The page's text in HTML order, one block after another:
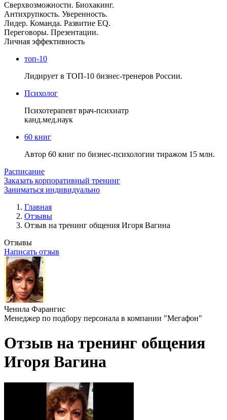
Сверхвозможности. Биохакинг.
Антихрупкость. Уверенность.
Лидер. Команда. Развитие EQ.
Переговоры. Презентации.
Личная эффективность
топ-10
Лидирует в ТОП-10 бизнес-тренеров России.
Психолог
Психотерапевт врач-психиатр
канд.мед.наук
60 книг
Автор 60 книг по бизнес-психологии тиражом 15 млн.
Расписание
Заказать корпоративный тренинг
Заниматься индивидуально
Главная
Отзывы
Отзыв на тренинг общения Игоря Вагина
Отзывы
Написать отзыв
Ченила Фарангис
Менеджер по подбору персонала в компании "Мегафон"
Отзыв на тренинг общения
Игоря Вагина